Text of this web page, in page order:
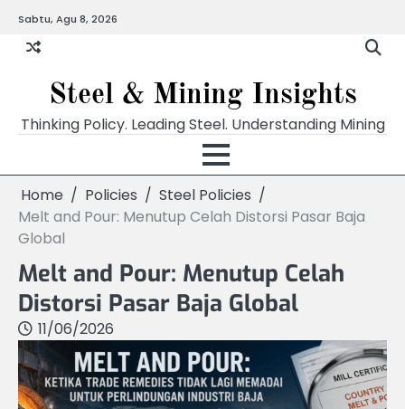
content
Sabtu, Agu 8, 2026
Steel & Mining Insights
Thinking Policy. Leading Steel. Understanding Mining
Home Policies
Steel Policies
Melt and Pour: Menutup Celah Distorsi Pasar Baja
Global
Melt and Pour: Menutup Celah
Distorsi Pasar Baja Global
11/06/2026